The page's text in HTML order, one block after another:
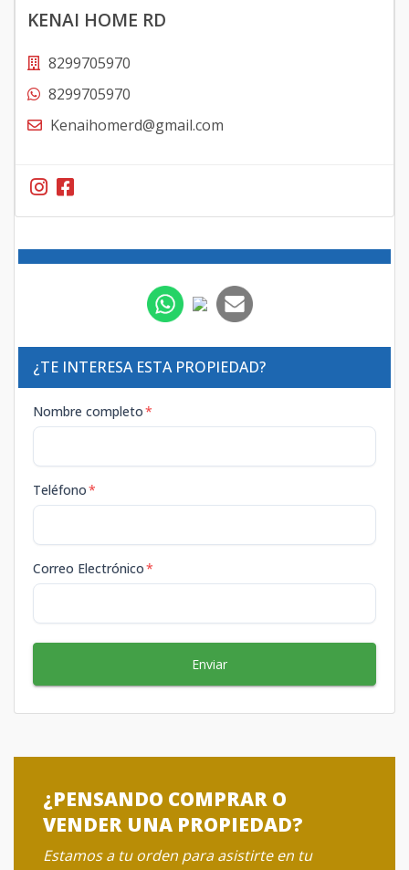
KENAI HOME RD
8299705970
8299705970
Kenaihomerd@gmail.com
¿TE INTERESA ESTA PROPIEDAD?
Nombre completo*
Teléfono*
Correo Electrónico*
Enviar
¿PENSANDO COMPRAR O
VENDER UNA PROPIEDAD?
Estamos a tu orden para asistirte en tu